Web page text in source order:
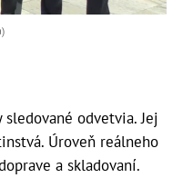
odvetvia. Jej
Úroveň reálneho
a skladovaní.